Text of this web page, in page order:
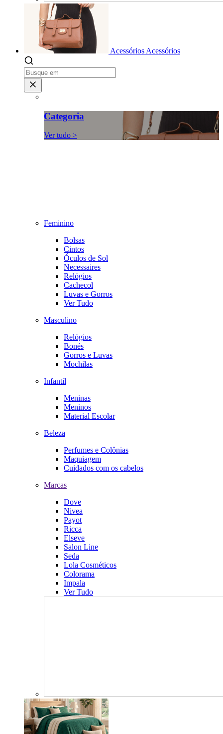
Acessórios Acessórios
Categoria
Ver tudo >
Feminino
Bolsas
Cintos
Óculos de Sol
Necessaires
Relógios
Cachecol
Luvas e Gorros
Ver Tudo
Masculino
Relógios
Bonés
Gorros e Luvas
Mochilas
Infantil
Meninas
Meninos
Material Escolar
Beleza
Perfumes e Colônias
Maquiagem
Cuidados com os cabelos
Marcas
Dove
Nivea
Payot
Ricca
Elseve
Salon Line
Seda
Lola Cosméticos
Colorama
Impala
Ver Tudo